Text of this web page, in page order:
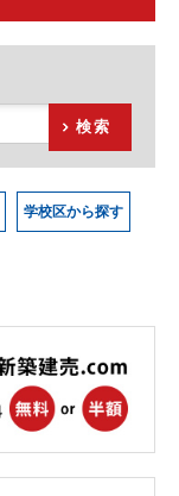
検索
学校区から探す